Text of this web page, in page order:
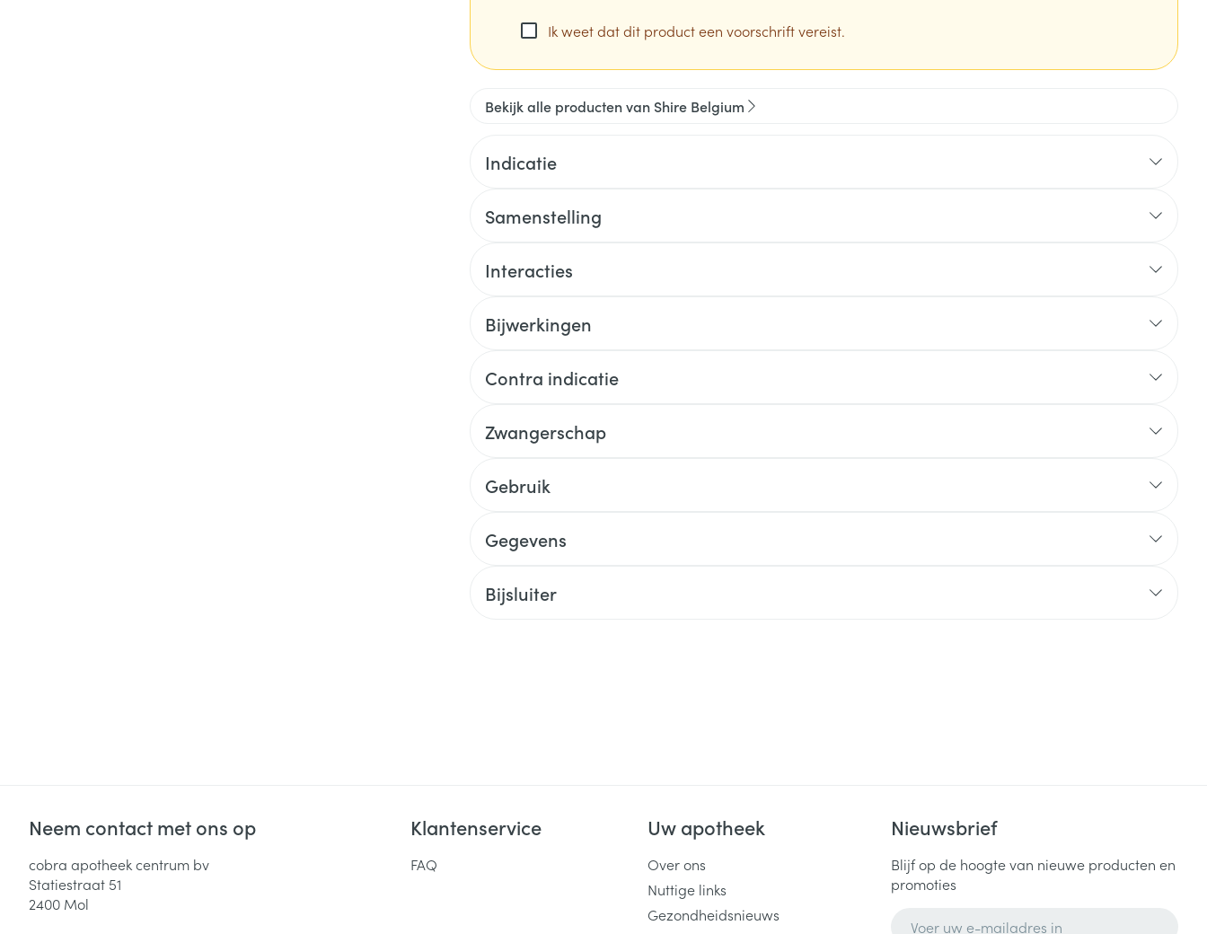
Ik weet dat dit product een voorschrift vereist.
Bekijk alle producten van Shire Belgium
Indicatie
Samenstelling
Interacties
Bijwerkingen
Contra indicatie
Zwangerschap
Gebruik
Gegevens
Bijsluiter
Neem contact met ons op
cobra apotheek centrum bv
Statiestraat 51
2400 Mol
Klantenservice
FAQ
Uw apotheek
Over ons
Nuttige links
Gezondheidsnieuws
Nieuwsbrief
Blijf op de hoogte van nieuwe producten en
promoties